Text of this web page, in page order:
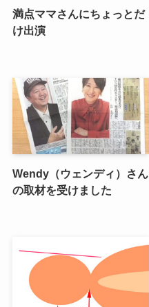
満点ママさんにちょっとだ
け出演
Wendy（ウェンディ）さん
の取材を受けました